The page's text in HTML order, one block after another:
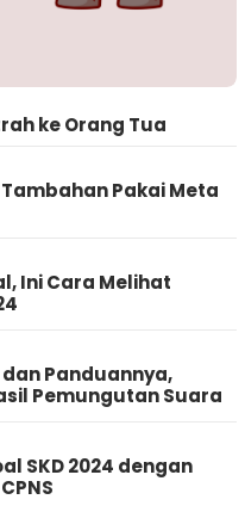
ke Orang Tua
Pakai Meta
Ini Cara Melihat
Panduannya,
Pemungutan Suara
SKD 2024 dengan